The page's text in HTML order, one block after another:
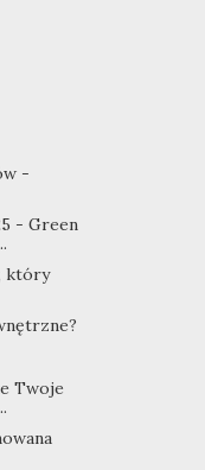
-
- Green
który
Twoje